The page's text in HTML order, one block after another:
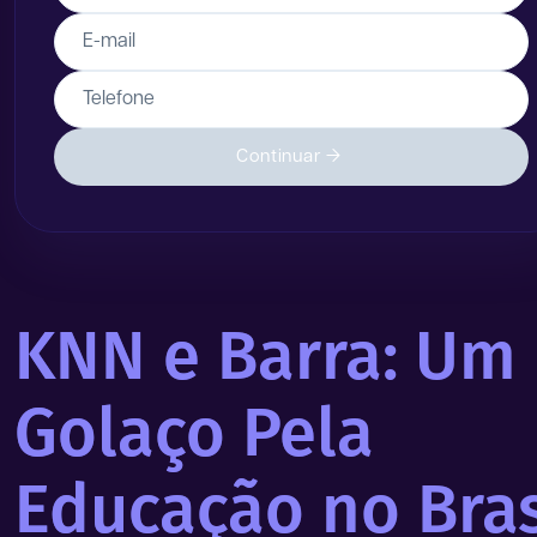
E-mail
Telefone
Continuar
KNN e Barra: Um
Golaço Pela
Educação no